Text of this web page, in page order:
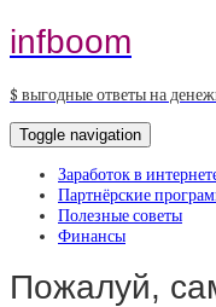
infboom
$ выгодные ответы на
Toggle navigation
Заработок в
Партнёрские
Полезные советы
Финансы
Пожалуй,